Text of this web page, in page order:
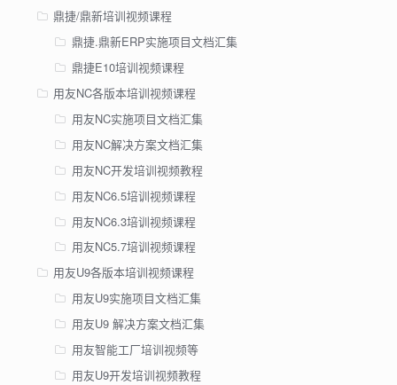
鼎捷/鼎新培训视频课程
鼎捷.鼎新ERP实施项目文档汇集
鼎捷E10培训视频课程
用友NC各版本培训视频课程
用友NC实施项目文档汇集
用友NC解决方案文档汇集
用友NC开发培训视频教程
用友NC6.5培训视频课程
用友NC6.3培训视频课程
用友NC5.7培训视频课程
用友U9各版本培训视频课程
用友U9实施项目文档汇集
用友U9 解决方案文档汇集
用友智能工厂培训视频等
用友U9开发培训视频教程